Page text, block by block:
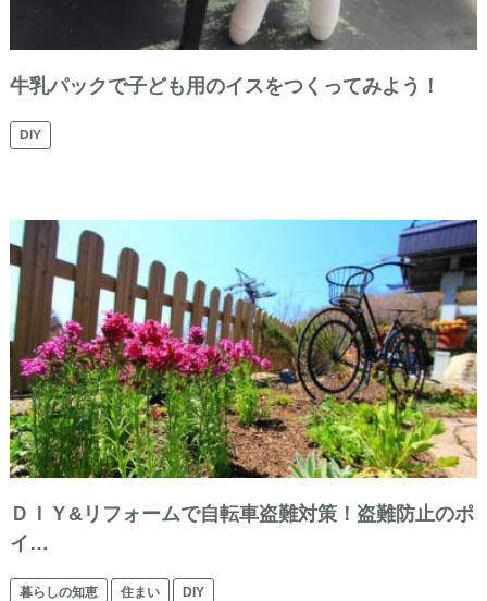
牛乳パックで子ども用のイスをつくってみよう！
DIY
ＤＩＹ&リフォームで自転車盗難対策！盗難防止のポ
イ…
暮らしの知恵 住まい DIY